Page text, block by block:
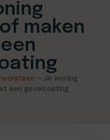
maken
– Je woning
een gevelcoating